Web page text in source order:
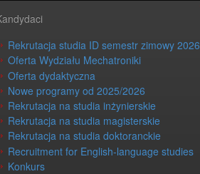
Rekrutacja studia ID semestr zimowy 2026
Oferta Wydziału Mechatroniki
Oferta dydaktyczna
Nowe programy od 2025/2026
Rekrutacja na studia inżynierskie
Rekrutacja na studia magisterskie
Rekrutacja na studia doktoranckie
Recruitment for English-language studies
Konkurs